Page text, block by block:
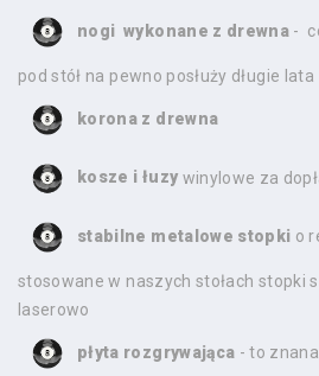
nogi wykonane z drewna -
pod stół na pewno posłuży długie lata
korona z drewna
kosze i łuzy winylowe za
stabilne metalowe stopki o
stosowane w naszych stołach stopki
laserowo
płyta rozgrywająca - to